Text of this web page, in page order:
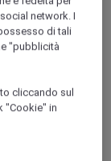
network. I
di tali
"pubblicità
cliccando sul
"Cookie" in